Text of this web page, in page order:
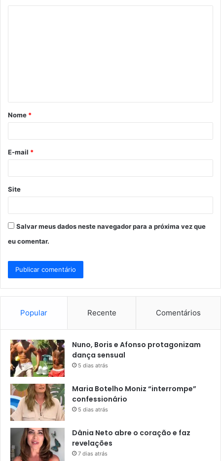
á
r
*
Nome *
E-mail *
Site
Salvar meus dados neste navegador para a próxima vez que
eu comentar.
Popular Recente Comentários
Nuno, Boris e Afonso protagonizam
dança sensual
5 dias atrás
Maria Botelho Moniz “interrompe”
confessionário
5 dias atrás
Dânia Neto abre o coração e faz
revelações
7 dias atrás